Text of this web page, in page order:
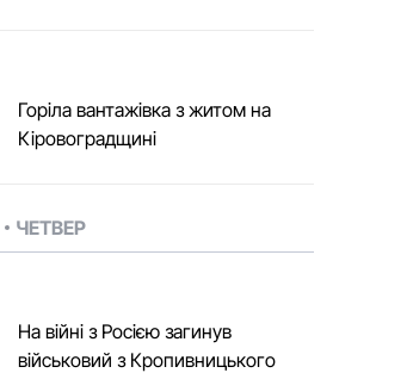
Горіла вантажівка з житом на
Кіровоградщині
ЧЕТВЕР
На війні з Росією загинув
військовий з Кропивницького